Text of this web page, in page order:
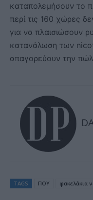
καταπολεμήσουν το
περί τις 160 χώρες
για να πλαισιώσουν
κατανάλωση των
απαγορεύουν την
TAGS ΠΟΥ φακελάκια